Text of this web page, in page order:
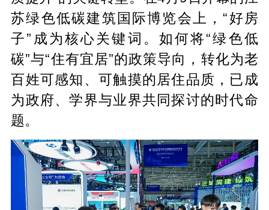
苏绿色低碳建筑国际博览会上，“好房
子”成为核心关键词。如何将“绿色低
碳”与“住有宜居”的政策导向，转化为老
百姓可感知、可触摸的居住品质，已成
为政府、学界与业界共同探讨的时代命
题。